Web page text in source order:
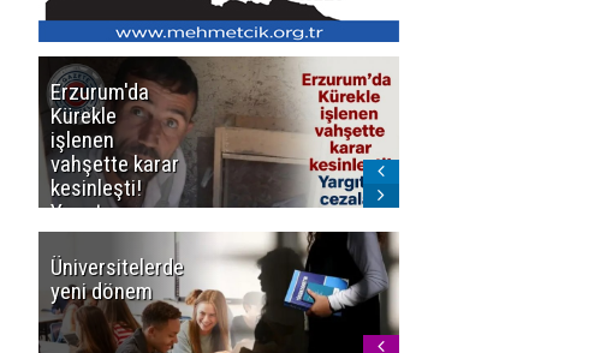
Erzurum'da
Kürekle
işlenen
vahşette karar
kesinleşti!
Yargıtay
cezaları onadı
Üniversitelerde
yeni dönem